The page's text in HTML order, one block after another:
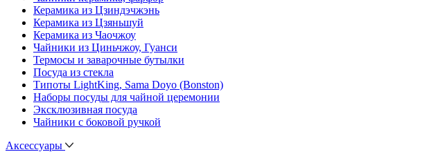
Керамика из Цзиндэчжэнь
Керамика из Цзяньшуй
Керамика из Чаочжоу
Чайники из Циньчжоу, Гуанси
Термосы и заварочные бутылки
Посуда из стекла
Типоты LightKing, Sama Doyo (Bonston)
Наборы посуды для чайной церемонии
Эксклюзивная посуда
Чайники с боковой ручкой
Аксессуары